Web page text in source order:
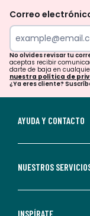
Correo
No olvides revisar tu
aceptas recibir
darte de baja en
nuestra política de
¿Ya eres cliente?
AYUDA Y CONTACTO
NUESTROS
INSPÍRATE